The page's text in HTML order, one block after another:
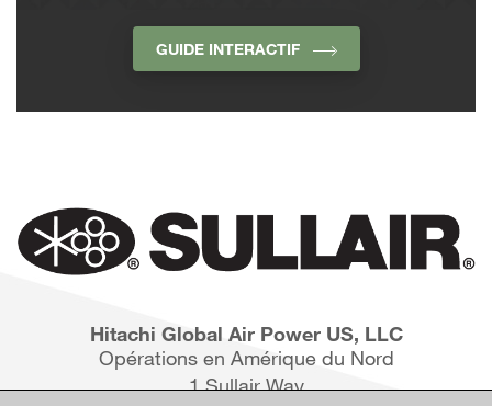
GUIDE INTERACTIF
Hitachi Global Air Power US, LLC
Opérations en Amérique du Nord
1 Sullair Way